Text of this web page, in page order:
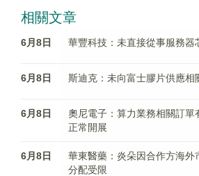
相關文章
6月8日 華豐科技：未直接從事服務器
6月8日 斯迪克：未向富士膠片供應相
6月8日
奧尼電子：算力業務相關訂單
正常開展
6月8日
華東醫藥：炎朵因合作方海外
分配受限